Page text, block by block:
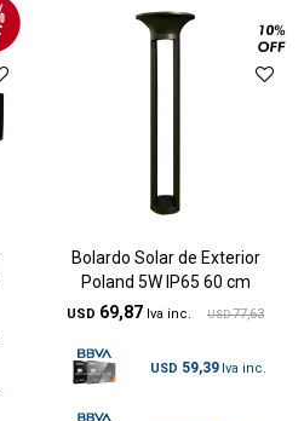
Bolardo Solar de Exterior
Poland 5W IP65 60 cm
USD 69,87 USD 77,63
USD 59,39